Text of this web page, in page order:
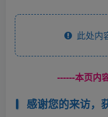
此处内
------本页内
感谢您的来访，